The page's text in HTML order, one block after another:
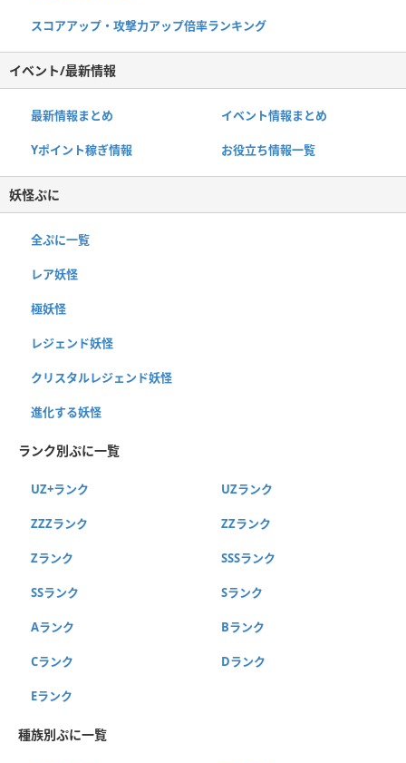
スコアアップ・攻撃力アップ倍率ランキング
イベント/最新情報
最新情報まとめ イベント情報まとめ
Yポイント稼ぎ情報 お役立ち情報一覧
妖怪ぷに
全ぷに一覧
レア妖怪
極妖怪
レジェンド妖怪
クリスタルレジェンド妖怪
進化する妖怪
ランク別ぷに一覧
UZ+ランク UZランク
ZZZランク ZZランク
Zランク SSSランク
SSランク Sランク
Aランク Bランク
Cランク Dランク
Eランク
種族別ぷに一覧